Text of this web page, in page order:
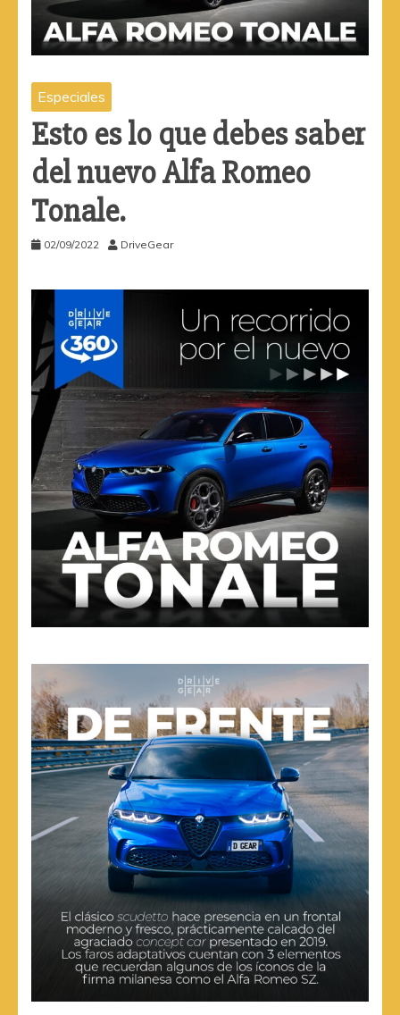
Especiales
Esto es lo que debes saber
del nuevo Alfa Romeo
Tonale.
02/09/2022 DriveGear